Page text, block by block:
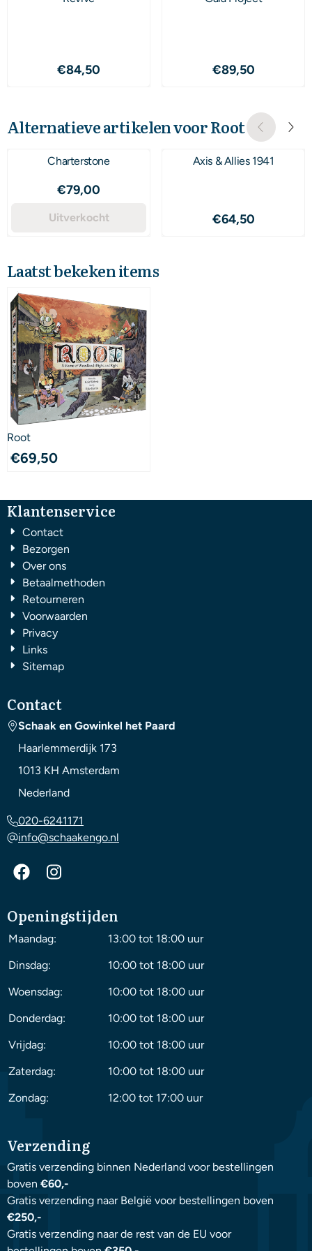
Prijs: 84,50
€84,50 Prijs: 89,50
€89,50
Alternatieve artikelen voorRoot
Charterstone
Prijs: 79,00
€79,00
Uitverkocht
Axis & Allies 1941
Prijs: 64,50
€64,50
Laatst bekeken items
Root
€69,50
Klantenservice
Contact
Bezorgen
Over ons
Betaalmethoden
Retourneren
Voorwaarden
Privacy
Links
Sitemap
Contact
Schaak en Gowinkel het Paard
Haarlemmerdijk 173
1013 KH Amsterdam
Nederland
020-6241171
info@schaakengo.nl
Openingstijden
Maandag:
13:00 tot 18:00 uur
Dinsdag:
10:00 tot 18:00 uur
Woensdag:
10:00 tot 18:00 uur
Donderdag:
10:00 tot 18:00 uur
Vrijdag:
10:00 tot 18:00 uur
Zaterdag:
10:00 tot 18:00 uur
Zondag:
12:00 tot 17:00 uur
Verzending
Gratis verzending binnen Nederland voor bestellingen
boven €60,-
Gratis verzending naar België voor bestellingen boven
€250,-
Gratis verzending naar de rest van de EU voor